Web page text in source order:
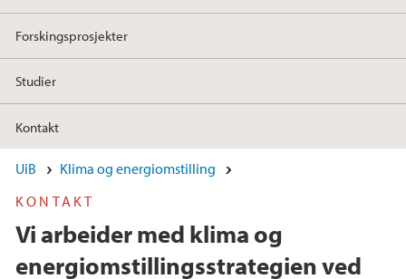
Forskingsprosjekter
Studier
Kontakt
UiB
Klima og energiomstilling
KONTAKT
Vi arbeider med klima og
energiomstillingsstrategien ved